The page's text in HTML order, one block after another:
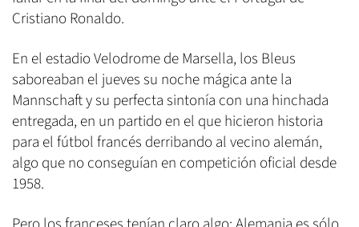
Cristiano Ronaldo.
En el estadio Velodrome de Marsella, los Bleus
saboreaban el jueves su noche mágica ante la
Mannschaft y su perfecta sintonía con una hinchada
entregada, en un partido en el que hicieron historia
para el fútbol francés derribando al vecino alemán,
algo que no conseguían en competición oficial desde
1958.